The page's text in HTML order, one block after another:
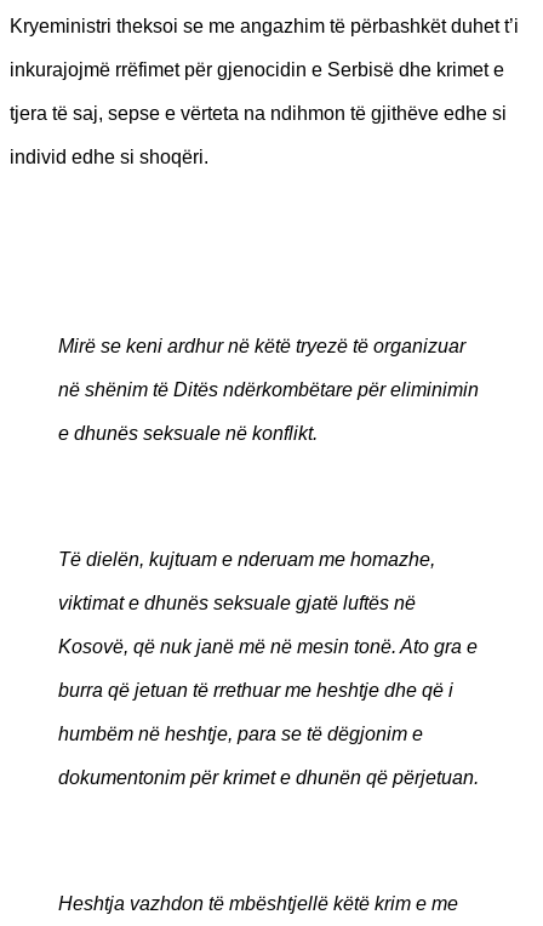
Kryeministri theksoi se me angazhim të përbashkët duhet t’i
inkurajojmë rrëfimet për gjenocidin e Serbisë dhe krimet e
tjera të saj, sepse e vërteta na ndihmon të gjithëve edhe si
individ edhe si shoqëri.
Mirë se keni ardhur në këtë tryezë të organizuar
në shënim të Ditës ndërkombëtare për eliminimin
e dhunës seksuale në konflikt.
Të dielën, kujtuam e nderuam me homazhe,
viktimat e dhunës seksuale gjatë luftës në
Kosovë, që nuk janë më në mesin tonë. Ato gra e
burra që jetuan të rrethuar me heshtje dhe që i
humbëm në heshtje, para se të dëgjonim e
dokumentonim për krimet e dhunën që përjetuan.
Heshtja vazhdon të mbështjellë këtë krim e me